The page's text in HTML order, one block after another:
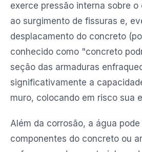
exerce pressão interna sobre
ao surgimento de fissuras e,
desplacamento do concreto
conhecido como "concreto
seção das armaduras
significativamente a
muro, colocando em risco sua
Além da corrosão, a água
componentes do concreto ou